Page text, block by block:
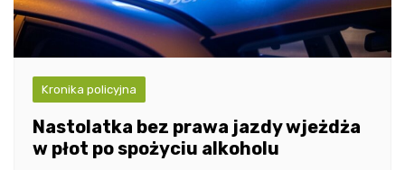
Kronika policyjna
Nastolatka bez prawa jazdy wjeżdża
w płot po spożyciu alkoholu